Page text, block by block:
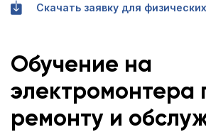
Скачать заявку для
Обучение на
электромонтера
ремонту и